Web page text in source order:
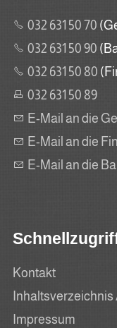
032 631 50 70
032 631 50 90
032 631 50 80
032 631 50 89
E-Mail an die
E-Mail an die
E-Mail an die
Kontakt
Impressum